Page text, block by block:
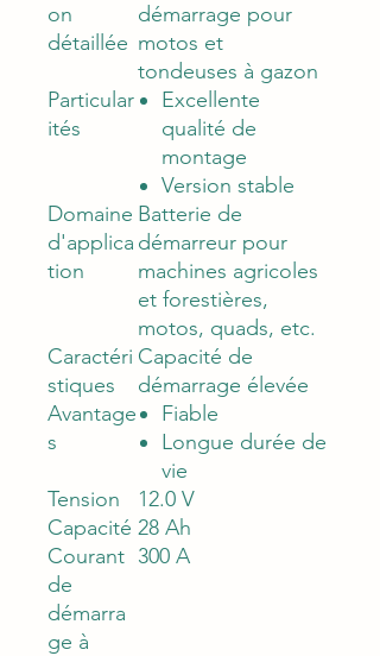
on
détaillée
démarrage pour
motos et
tondeuses à gazon
Particular
ités
Excellente
qualité de
montage
Version stable
Domaine
d'applica
tion
Batterie de
démarreur pour
machines agricoles
et forestières,
motos, quads, etc.
Caractéri
stiques
Capacité de
démarrage élevée
Avantage
s
Fiable
Longue durée de
vie
Tension
12.0 V
Capacité 28 Ah
Courant
de
démarra
ge à
300 A